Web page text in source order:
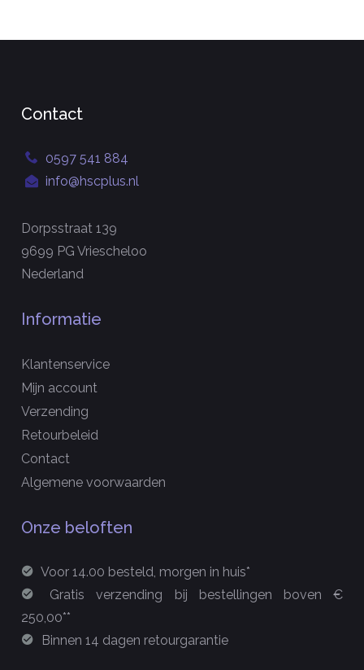
Contact
0597 541 884
info@hscplus.nl
Dorpsstraat 139
9699 PG Vriescheloo
Nederland
Informatie
Klantenservice
Mijn account
Verzending
Retourbeleid
Contact
Algemene voorwaarden
Onze beloften
Voor 14.00 besteld, morgen in huis*
Gratis verzending bij bestellingen boven €
250,00**
Binnen 14 dagen retourgarantie